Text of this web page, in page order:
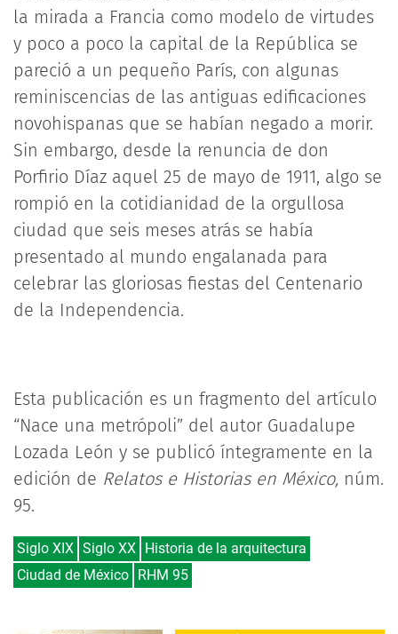
la mirada a Francia como modelo de virtudes
y poco a poco la capital de la República se
pareció a un pequeño París, con algunas
reminiscencias de las antiguas edificaciones
novohispanas que se habían negado a morir.
Sin embargo, desde la renuncia de don
Porfirio Díaz aquel 25 de mayo de 1911, algo se
rompió en la cotidianidad de la orgullosa
ciudad que seis meses atrás se había
presentado al mundo engalanada para
celebrar las gloriosas fiestas del Centenario
de la Independencia.
Esta publicación es un fragmento del artículo
“Nace una metrópoli” del autor Guadalupe
Lozada León y se publicó íntegramente en la
edición de Relatos e Historias en México, núm.
95.
Siglo XIX Siglo XX Historia de la arquitectura
Ciudad de México RHM 95